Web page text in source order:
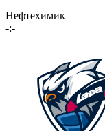
Нефтехимик
-:-